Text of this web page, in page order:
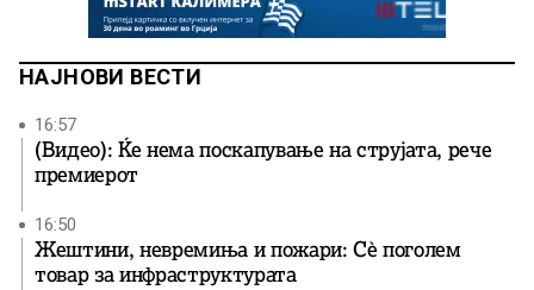
НАЈНОВИ ВЕСТИ
16:57
(Видео): Ќе нема поскапување на струјата, рече
премиерот
16:50
Жештини, невремиња и пожари: Сè поголем
товар за инфраструктурата